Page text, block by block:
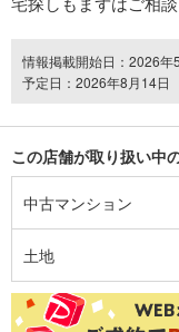
情報掲載開始日：2026
予定日：2026年8月14日
この店舗が取り扱い中
中古マンション
土地